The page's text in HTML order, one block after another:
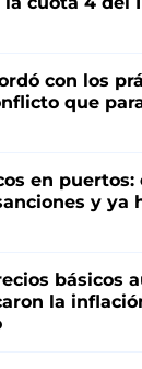
con los
que
en puertos:
y ya
básicos
la